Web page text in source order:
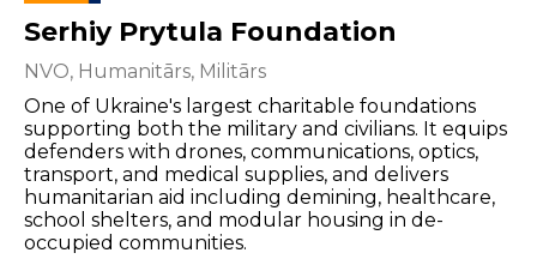
Serhiy Prytula Foundation
NVO, Humanitārs, Militārs
One of Ukraine's largest charitable foundations
supporting both the military and civilians. It equips
defenders with drones, communications, optics,
transport, and medical supplies, and delivers
humanitarian aid including demining, healthcare,
school shelters, and modular housing in de-
occupied communities.